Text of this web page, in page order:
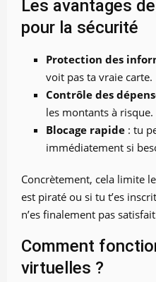
Les avantages
pour la sécurité
Protection des
voit pas ta vraie carte.
Contrôle des
les montants à risque.
Blocage rapide : tu
immédiatement si
Concrètement, cela limite
est piraté ou si tu t’es
n’es finalement pas
Comment
virtuelles ?